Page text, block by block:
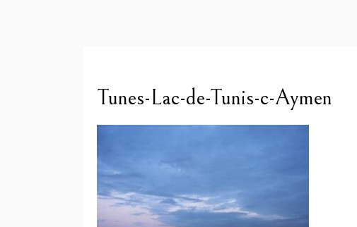
Tunes-Lac-de-Tunis-c-Aymen